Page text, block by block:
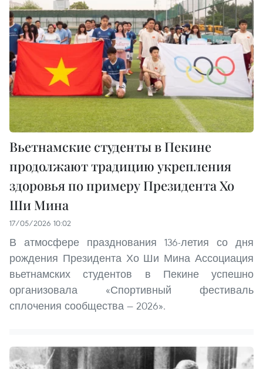
Вьетнамские студенты в Пекине
продолжают традицию укрепления
здоровья по примеру Президента Хо
Ши Мина
17/05/2026 10:02
В атмосфере празднования 136-летия со дня
рождения Президента Хо Ши Мина Ассоциация
вьетнамских студентов в Пекине успешно
организовала «Спортивный фестиваль
сплочения сообщества — 2026».